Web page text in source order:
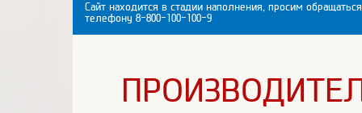
Сайт находится в стадии наполнения, просим
телефону 8-800-100-100-9